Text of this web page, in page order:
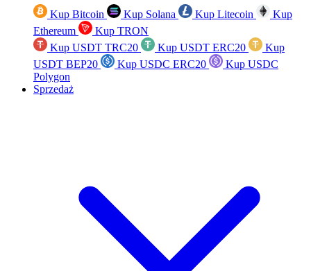
Kup Bitcoin Kup Solana Kup Litecoin
Kup
Ethereum
Kup TRON
Kup USDT TRC20
Kup USDT ERC20
Kup
USDT BEP20
Kup USDC ERC20
Kup USDC
Polygon
Sprzedaż